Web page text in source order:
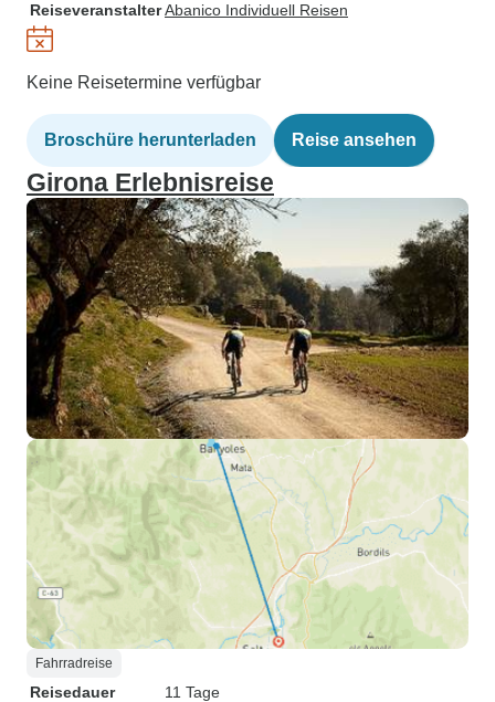
ReiseveranstalterAbanico Individuell Reisen
Keine Reisetermine verfügbar
Broschüre herunterladen Reise ansehen
Girona Erlebnisreise
Fahrradreise
Reisedauer
11 Tage